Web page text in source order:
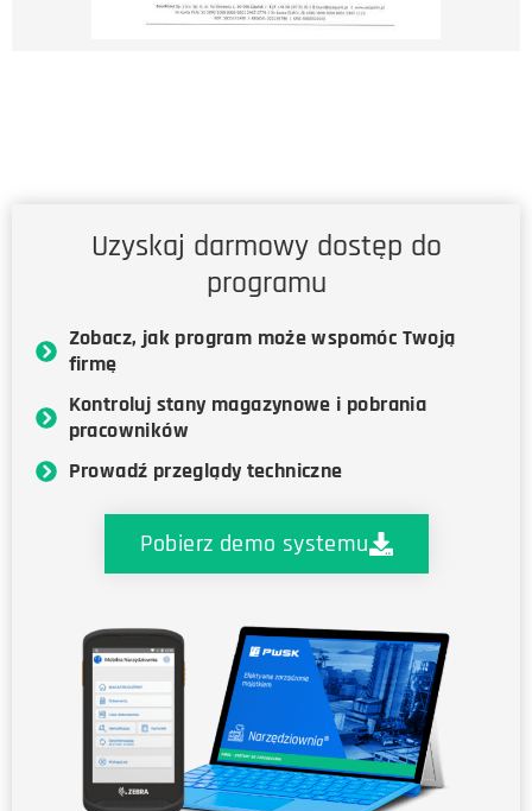
Uzyskaj darmowy dostęp do
programu
Zobacz, jak program może wspomóc Twoją
firmę
Kontroluj stany magazynowe i pobrania
pracowników
Prowadź przeglądy techniczne
Pobierz demo systemu